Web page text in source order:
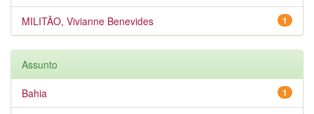
1
MILITÃO, Vivianne Benevides
Assunto
1
Bahia